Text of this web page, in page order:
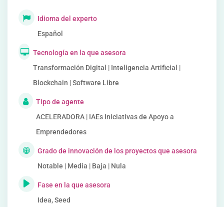
Idioma del experto
Español
Tecnología en la que asesora
Transformación Digital | Inteligencia Artificial |
Blockchain | Software Libre
Tipo de agente
ACELERADORA | IAEs Iniciativas de Apoyo a
Emprendedores
Grado de innovación de los proyectos que asesora
Notable | Media | Baja | Nula
Fase en la que asesora
Idea, Seed